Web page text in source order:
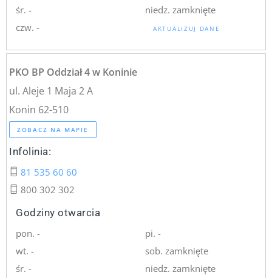
śr. -
czw. -
niedz. zamknięte
AKTUALIZUJ DANE
PKO BP Oddział 4 w Koninie
ul. Aleje 1 Maja 2 A
Konin 62-510
ZOBACZ NA MAPIE
Infolinia:
81 535 60 60
800 302 302
Godziny otwarcia
pon. -
wt. -
śr. -
pi. -
sob. zamknięte
niedz. zamknięte